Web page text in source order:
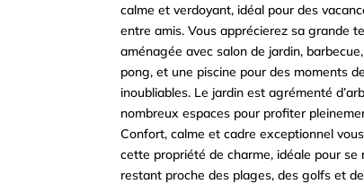
calme et verdoyant, idéal pour des
entre amis. Vous apprécierez sa grande
aménagée avec salon de jardin,
pong, et une piscine pour des moments
inoubliables. Le jardin est agrémenté
nombreux espaces pour profiter
Confort, calme et cadre exceptionnel
cette propriété de charme, idéale pour se
restant proche des plages, des golfs et